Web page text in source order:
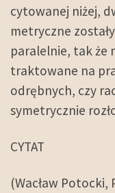
cytowanej niżej,
metryczne
paralelnie, tak że
traktowane na
odrębnych, czy
symetrycznie
CYTAT
(Wacław Potocki,